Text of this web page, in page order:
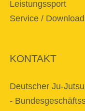
Leistungssport
Service / Download
KONTAKT
Deutscher Ju-
-